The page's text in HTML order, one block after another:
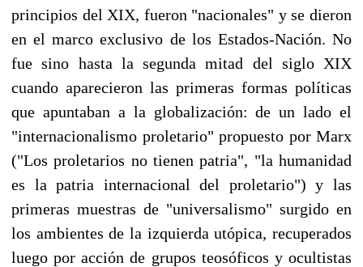
principios del XIX, fueron "nacionales" y se dieron
en el marco exclusivo de los Estados-Nación. No
fue sino hasta la segunda mitad del siglo XIX
cuando aparecieron las primeras formas políticas
que apuntaban a la globalización: de un lado el
"internacionalismo proletario" propuesto por Marx
("Los proletarios no tienen patria", "la humanidad
es la patria internacional del proletario") y las
primeras muestras de "universalismo" surgido en
los ambientes de la izquierda utópica, recuperados
luego por acción de grupos teosóficos y ocultistas